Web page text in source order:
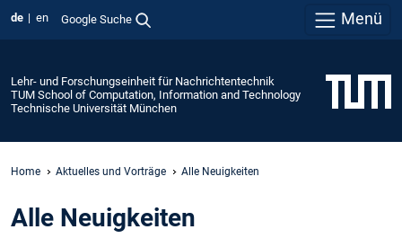
de en Google Suche Menü
Lehr- und Forschungseinheit für Nachrichtentechnik
TUM School of Computation, Information and Technology
Technische Universität München
Home Aktuelles und Vorträge Alle Neuigkeiten
Alle Neuigkeiten